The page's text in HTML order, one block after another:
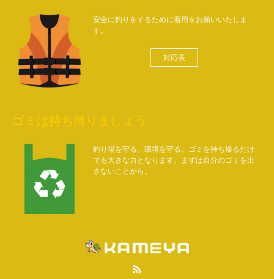
安全に釣りをするために着用をお願いいたしま
す。
対応表
ゴミは持ち帰りましょう
釣り場を守る。環境を守る。ゴミを持ち帰るだけ
でも大きな力となります。まずは自分のゴミを出
さないことから。